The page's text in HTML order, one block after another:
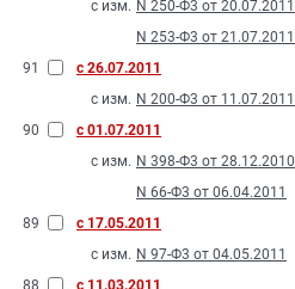
с изм. N 250-Ф3 от 20.07.2011
N 253-Ф3 от 21.07.2011
91
с 26.07.2011
с изм. N 200-Ф3 от 11.07.2011
90
с 01.07.2011
с изм. N 398-Ф3 от 28.12.2010
N 66-Ф3 от 06.04.2011
89
с 17.05.2011
с изм. N 97-Ф3 от 04.05.2011
88
с 11.03.2011